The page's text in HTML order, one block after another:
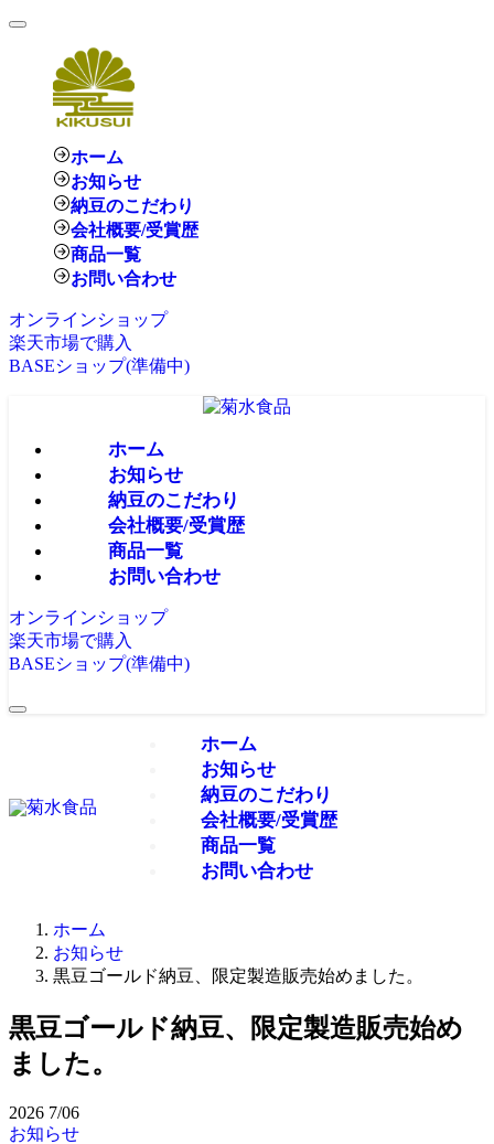
ホーム
お知らせ
納豆のこだわり
会社概要/受賞歴
商品一覧
お問い合わせ
オンラインショップ
楽天市場で購入
BASEショップ(準備中)
ホーム
お知らせ
納豆のこだわり
会社概要/受賞歴
商品一覧
お問い合わせ
オンラインショップ
楽天市場で購入
BASEショップ(準備中)
ホーム
お知らせ
納豆のこだわり
会社概要/受賞歴
商品一覧
お問い合わせ
ホーム
お知らせ
黒豆ゴールド納豆、限定製造販売始めました。
黒豆ゴールド納豆、限定製造販売始め
ました。
2026 7/06
お知らせ